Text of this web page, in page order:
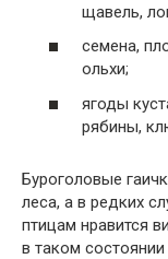
щавель,
семена,
ольхи;
ягоды
рябины,
Буроголовые
леса, а в редких
птицам нравится
в таком